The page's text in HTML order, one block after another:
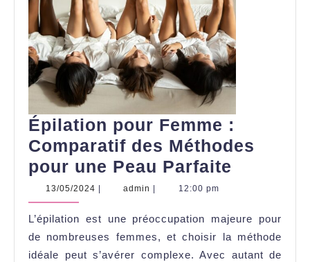
Épilation pour Femme :
Comparatif des Méthodes
pour une Peau Parfaite
:
13/05/2024 13/05/2024
admin admin 12:00 pm
L’épilation est une préoccupation majeure pour
de nombreuses femmes, et choisir la méthode
idéale peut s’avérer complexe. Avec autant de